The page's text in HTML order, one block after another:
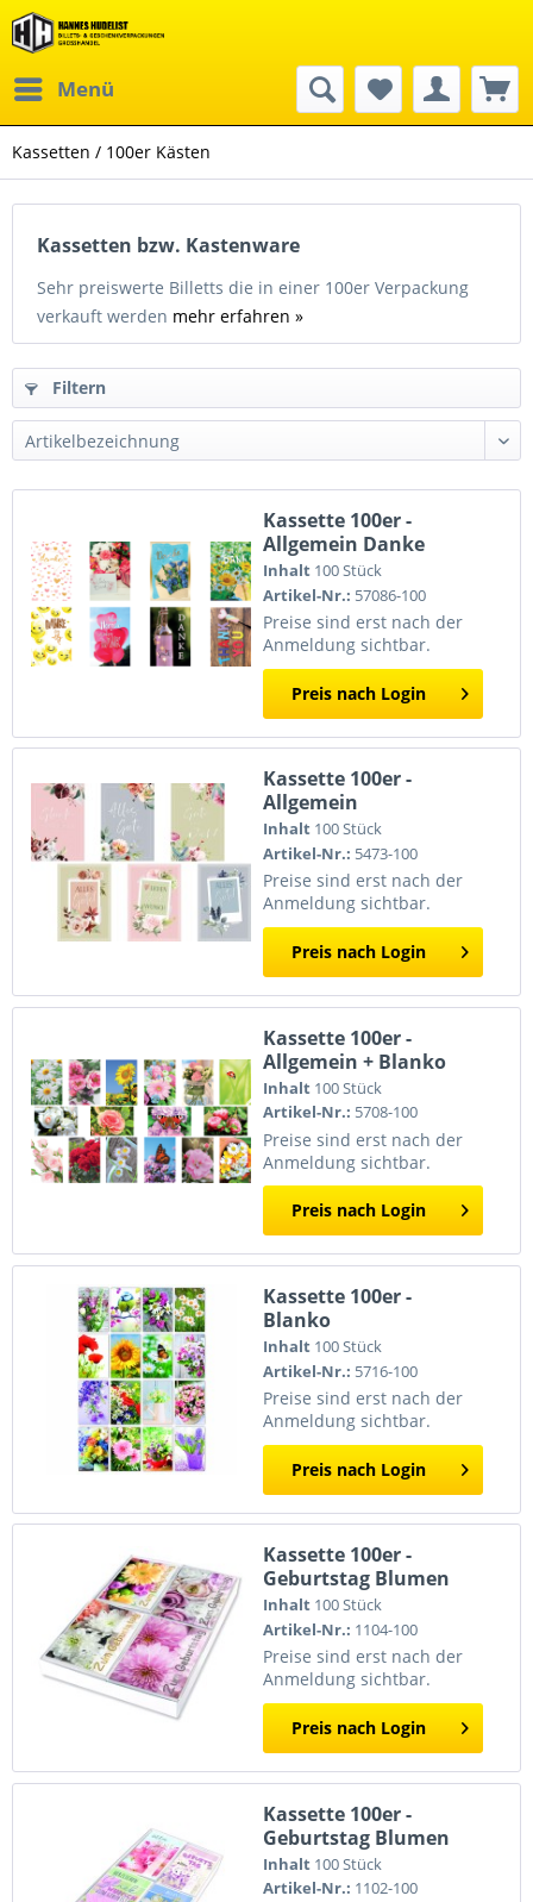
Menü
Kassetten / 100er Kästen
Kassetten bzw. Kastenware
Sehr preiswerte Billetts die in einer 100er Verpackung
verkauft werden mehr erfahren »
Filtern
Kassette 100er -
Allgemein Danke
Inhalt 100 Stück
Artikel-Nr.: 57086-100
Preise sind erst nach der
Anmeldung sichtbar.
Preis nach Login
Kassette 100er -
Allgemein
Inhalt 100 Stück
Artikel-Nr.: 5473-100
Preise sind erst nach der
Anmeldung sichtbar.
Preis nach Login
Kassette 100er -
Allgemein + Blanko
Inhalt 100 Stück
Artikel-Nr.: 5708-100
Preise sind erst nach der
Anmeldung sichtbar.
Preis nach Login
Kassette 100er -
Blanko
Inhalt 100 Stück
Artikel-Nr.: 5716-100
Preise sind erst nach der
Anmeldung sichtbar.
Preis nach Login
Kassette 100er -
Geburtstag Blumen
Inhalt 100 Stück
Artikel-Nr.: 1104-100
Preise sind erst nach der
Anmeldung sichtbar.
Preis nach Login
Kassette 100er -
Geburtstag Blumen
Inhalt 100 Stück
Artikel-Nr.: 1102-100